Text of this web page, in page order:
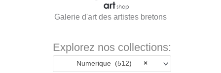
Galerie d'art des artistes bretons
Explorez nos collections:
×
Numerique (512)